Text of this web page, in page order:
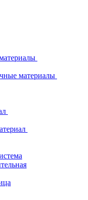
материалы